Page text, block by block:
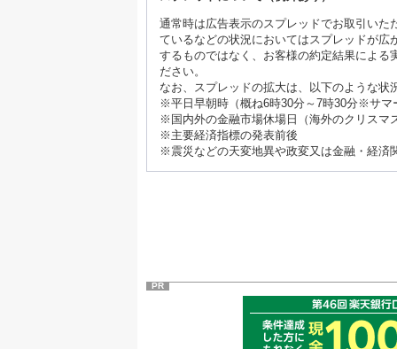
通常時は広告表示のスプレッドでお取引い
ているなどの状況においてはスプレッドが
するものではなく、お客様の約定結果によ
ださい。
なお、スプレッドの拡大は、以下のような状
※平日早朝時（概ね6時30分～7時30分※サマ
※国内外の金融市場休場日（海外のクリスマ
※主要経済指標の発表前後
※震災などの天変地異や政変又は金融・経済
PR